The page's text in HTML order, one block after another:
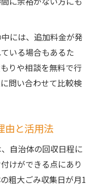
選ばれる理由とは
ら安心して依頼可
リットと活用事例
事前確認ポイント
する時の注意事項
には、追加料金が発
いる場合もあるた
りや相談を無料で行
問い合わせて比較検
由と活用法
自治体の回収日程に
けができる点にあり
粗大ごみ収集日が月1